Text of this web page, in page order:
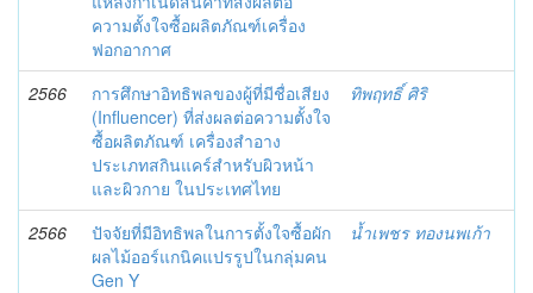
ความตั้งใจซื้อผลิตภัณฑ์เครื่อง
ฟอกอากาศ
2566
การศึกษาอิทธิพลของผู้ที่มีชื่อเสียง
(Influencer) ที่ส่งผลต่อความตั้งใจ
ซื้อผลิตภัณฑ์ เครื่องสำอาง
ประเภทสกินแคร์สำหรับผิวหน้า
และผิวกาย ในประเทศไทย
ทิพฤทธิ์ ศิริ
2566
ปัจจัยที่มีอิทธิพลในการตั้งใจซื้อผัก
ผลไม้ออร์แกนิคแปรรูปในกลุ่มคน
Gen Y
น้ำเพชร ทองนพเก้า